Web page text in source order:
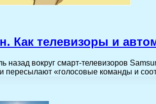
Как телевизоры и
назад вокруг смарт-телевизоров
пересылают «голосовые команды и